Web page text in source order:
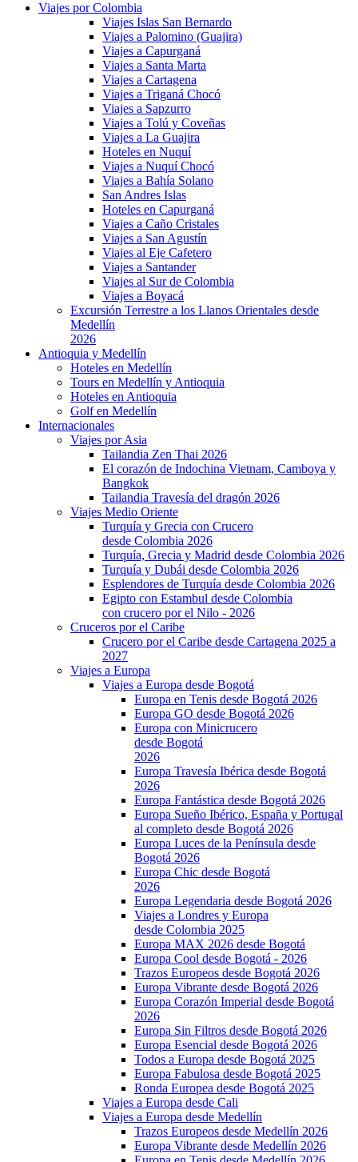
Viajes por Colombia
Viajes Islas San Bernardo
Viajes a Palomino (Guajira)
Viajes a Capurganá
Viajes a Santa Marta
Viajes a Cartagena
Viajes a Triganá Chocó
Viajes a Sapzurro
Viajes a Tolú y Coveñas
Viajes a La Guajira
Hoteles en Nuquí
Viajes a Nuquí Chocó
Viajes a Bahía Solano
San Andres Islas
Hoteles en Capurganá
Viajes a Caño Cristales
Viajes a San Agustín
Viajes al Eje Cafetero
Viajes a Santander
Viajes al Sur de Colombia
Viajes a Boyacá
Excursión Terrestre a los Llanos Orientales desde
Medellín
2026
Antioquia y Medellín
Hoteles en Medellín
Tours en Medellín y Antioquia
Hoteles en Antioquia
Golf en Medellín
Internacionales
Viajes por Asia
Tailandia Zen Thai 2026
El corazón de Indochina Vietnam, Camboya y
Bangkok
Tailandia Travesía del dragón 2026
Viajes Medio Oriente
Turquía y Grecia con Crucero
desde Colombia 2026
Turquía, Grecia y Madrid desde Colombia 2026
Turquía y Dubái desde Colombia 2026
Esplendores de Turquía desde Colombia 2026
Egipto con Estambul desde Colombia
con crucero por el Nilo - 2026
Cruceros por el Caribe
Crucero por el Caribe desde Cartagena 2025 a
2027
Viajes a Europa
Viajes a Europa desde Bogotá
Europa en Tenis desde Bogotá 2026
Europa GO desde Bogotá 2026
Europa con Minicrucero
desde Bogotá
2026
Europa Travesía Ibérica desde Bogotá
2026
Europa Fantástica desde Bogotá 2026
Europa Sueño Ibérico, España y Portugal
al completo desde Bogotá 2026
Europa Luces de la Península desde
Bogotá 2026
Europa Chic desde Bogotá
2026
Europa Legendaria desde Bogotá 2026
Viajes a Londres y Europa
desde Colombia 2025
Europa MAX 2026 desde Bogotá
Europa Cool desde Bogotá - 2026
Trazos Europeos desde Bogotá 2026
Europa Vibrante desde Bogotá 2026
Europa Corazón Imperial desde Bogotá
2026
Europa Sin Filtros desde Bogotá 2026
Europa Esencial desde Bogotá 2026
Todos a Europa desde Bogotá 2025
Europa Fabulosa desde Bogotá 2025
Ronda Europea desde Bogotá 2025
Viajes a Europa desde Cali
Viajes a Europa desde Medellín
Trazos Europeos desde Medellín 2026
Europa Vibrante desde Medellín 2026